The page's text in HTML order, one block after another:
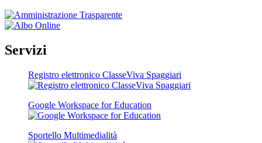
Servizi
Registro elettronico ClasseViva Spaggiari
Google Workspace for Education
Sportello Multimedialità